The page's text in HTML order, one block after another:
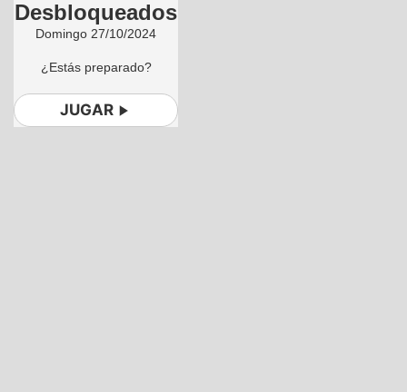
Desbloqueados
Domingo 27/10/2024
¿Estás preparado?
JUGAR